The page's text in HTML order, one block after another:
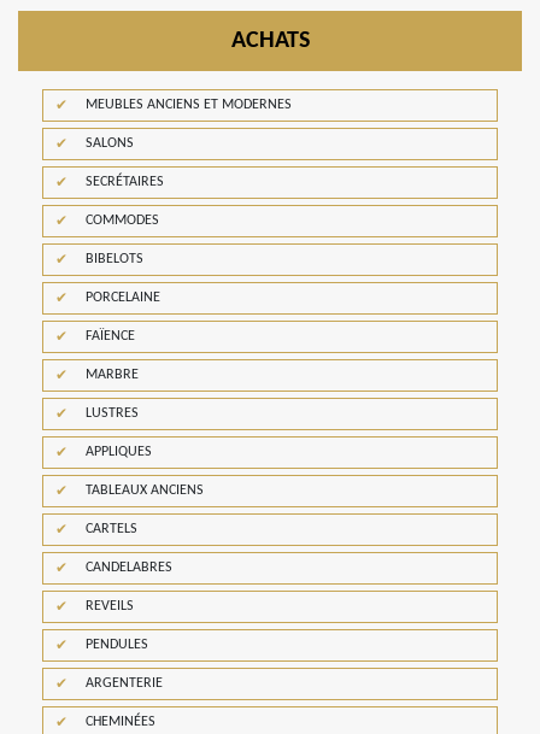
ACHATS
MEUBLES ANCIENS ET MODERNES
SALONS
SECRÉTAIRES
COMMODES
BIBELOTS
PORCELAINE
FAÏENCE
MARBRE
LUSTRES
APPLIQUES
TABLEAUX ANCIENS
CARTELS
CANDELABRES
REVEILS
PENDULES
ARGENTERIE
CHEMINÉES